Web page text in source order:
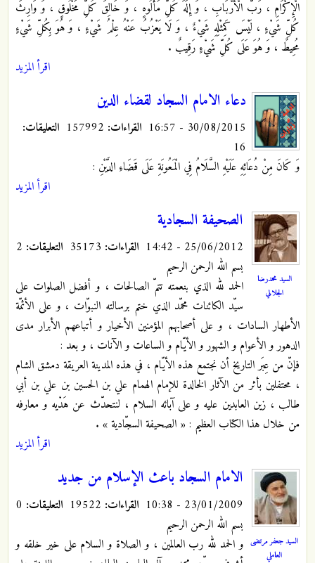
الْإِكْرَامِ ، رَبَّ الْأَرْبَابِ ، وَ إِلَهَ كُلِّ مَأْلُوهٍ ، وَ خَالِقَ كُلِّ مَخْلُوقٍ ، وَ وَارِثَ
كُلِّ شَيْ‏ءٍ ، لَيْسَ كَمِثْلِهِ شَيْ‏ءٌ ، وَ لَا يَعْزُبُ عَنْهُ عِلْمُ شَيْ‏ءٍ ، وَ هُوَ بِكُلِّ شَيْ‏ءٍ
مُحِيطٌ ، وَ هُوَ عَلَى كُلِّ شَيْ‏ءٍ رَقِيبٌ .
اقرأ المزيد
دعاء الامام السجاد لقضاء الدين
30/08/2015 - 16:57 القراءات:
التعليقات:
16
وَ كَانَ مِنْ دُعَائِهِ عَلَيْهِ السَّلَامُ فِي الْمَعُونَةِ عَلَى قَضَاءِ الدَّيْنِ :
اقرأ المزيد
السيد محمدرضا
الجلالي
الصحيفة السجادية
25/06/2012 - 14:42 القراءات: التعليقات:
بسم الله الرحمن الرحيم
الحمد لله الذي بنعمته تتمّ الصالحات ، و أفضل الصلوات على
سيّد الكائنات محمّد الذي ختم برسالته النبوّات ، و على الأئمّة
الأطهار السادات ، و على أصحابهم المؤمنين الأخيار و أتباعهم الأبرار مدى
الدهور و الأعوام و الشهور و الأيّام و الساعات و الآنات ، و بعد :
فإنّ من عِبَر التاريخ أن نجتمع هذه الأيّام ، في هذه المدينة العريقة دمشق الشام
، محتفلين بأثر من الآثار الخالدة للإمام الهمام علي بن الحسين بن علي بن أبي
طالب ، زين العابدين عليه و على آبائه السلام ، لنتحدّث عن هَدْيه و معارفه
من خلال هذا الكتاب العظيم : « الصحيفة السجّادية » .
اقرأ المزيد
السيد جعفر مرتضى
العاملي
الامام السجاد باعث الإسلام من جديد
23/01/2009 - 10:38 القراءات: التعليقات:
بسم الله الرحمن الرحيم
و الحمد لله رب العالمين ، و الصلاة و السلام على خير خلقه و